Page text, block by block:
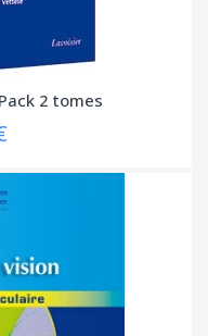
2 tomes